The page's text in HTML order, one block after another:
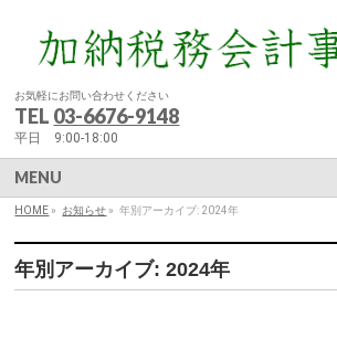
お気軽にお問い合わせください
TEL 03-6676-9148
平日 9:00-18:00
MENU
HOME » お知らせ » 年別アーカイブ: 2024年
年別アーカイブ: 2024年